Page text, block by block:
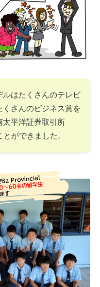
ルはたくさんのテレビ
さんのビジネス賞を
太平洋証券取引所
ができました。